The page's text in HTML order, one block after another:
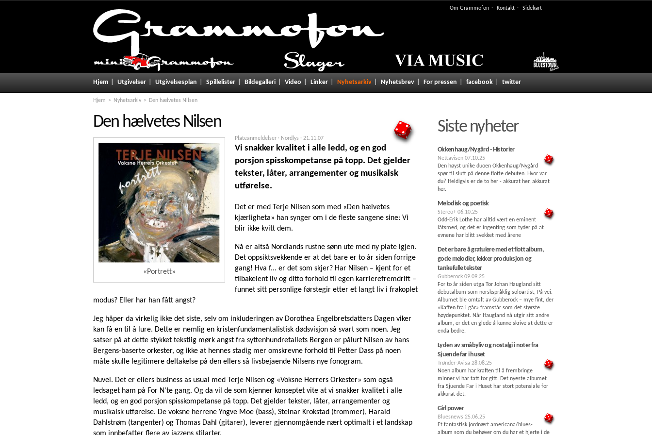
Om Grammofon Kontakt Sidekart
Hjem Utgivelser Utgivelsesplan Spillelister Bildegalleri Video Linker Nyhetsarkiv Nyhetsbrev For pressen facebook twitter
Hjem Nyhetsarkiv Den hælvetes Nilsen
Den hælvetes Nilsen
«Portrett»
Plateanmeldelser · Nordlys · 21.11.07
Vi snakker kvalitet i alle ledd, og en god
porsjon spisskompetanse på topp. Det gjelder
tekster, låter, arrangementer og musikalsk
utførelse.
Det er med Terje Nilsen som med «Den hælvetes
kjærligheta» han synger om i de fleste sangene sine: Vi
blir ikke kvitt dem.
Nå er altså Nordlands rustne sønn ute med ny plate igjen.
Det oppsiktsvekkende er at det bare er to år siden forrige
gang! Hva f... er det som skjer? Har Nilsen – kjent for et
tilbakelent liv og ditto forhold til egen karrierefremdrift –
funnet sitt personlige førstegir etter et langt liv i frakoplet
modus? Eller har han fått angst?
Jeg håper da virkelig ikke det siste, selv om inkluderingen av Dorothea Engelbretsdatters Dagen viker
kan få en til å lure. Dette er nemlig en kristenfundamentalistisk dødsvisjon så svart som noen. Jeg
satser på at dette stykket tekstlig mørk angst fra syttenhundretallets Bergen er pålurt Nilsen av hans
Bergens-baserte orkester, og ikke at hennes stadig mer omskrevne forhold til Petter Dass på noen
måte skulle legitimere deltakelse på den ellers så livsbejaende Nilsens nye fonogram.
Nuvel. Det er ellers business as usual med Terje Nilsen og «Voksne Herrers Orkester» som også
ledsaget ham på For N'te gang. Og da vil de som kjenner konseptet vite at vi snakker kvalitet i alle
ledd, og en god porsjon spisskompetanse på topp. Det gjelder tekster, låter, arrangementer og
musikalsk utførelse. De voksne herrene Yngve Moe (bass), Steinar Krokstad (trommer), Harald
Dahlstrøm (tangenter) og Thomas Dahl (gitarer), leverer gjennomgående nært optimalt i et landskap
Siste nyheter
Okkenhaug/Nygård - Historier
Nettavisen 07.10.25
Den høyst unike duoen Okkenhaug/Nygård
spør til slutt på denne flotte debuten. Hvor var
du? Heldigvis er de to her - akkurat her, akkurat
her.
Melodisk og poetisk
Stereo+ 06.10.25
Odd-Erik Lothe har alltid vært en eminent
låtsmed, og det er ingenting som tyder på at
evnene har blitt svekket med årene
Det er bare å gratulere med et flott album,
gode melodier, lekker produksjon og
tankefulle tekster
Gubberock 09.09.25
For to år siden utga Tor Johan Haugland sitt
debutalbum som norskspråklig soloartist, På vei.
Albumet ble omtalt av Gubberock – mye fint, der
«Kaffen fra i går» framstår som det største
høydepunktet. Når Haugland nå utgir sitt andre
album, er det en glede å kunne skrive at dette er
enda bedre.
Lyden av småbyliv og nostalgi i noter fra
Sjuende far i huset
Trønder-Avisa 28.08.25
Noen album har kraften til å frembringe
minner vi har tatt for gitt. Det nyeste albumet
fra Sjuende Far i Huset har stort potensiale for
akkurat det.
Girl power
Bluesnews 25.06.25
Et fantastisk jordnært americana/blues-
album som du behøver om du har et hjerte i de